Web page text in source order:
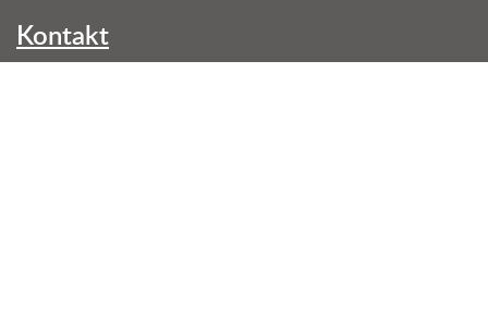
Kontakt
NVC Brno, z. s.